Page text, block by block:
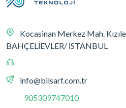
Kocasinan Merkez Mah.
BAHÇELİEVLER/ İSTANBUL
info@bilsarf.com.tr
905309747010